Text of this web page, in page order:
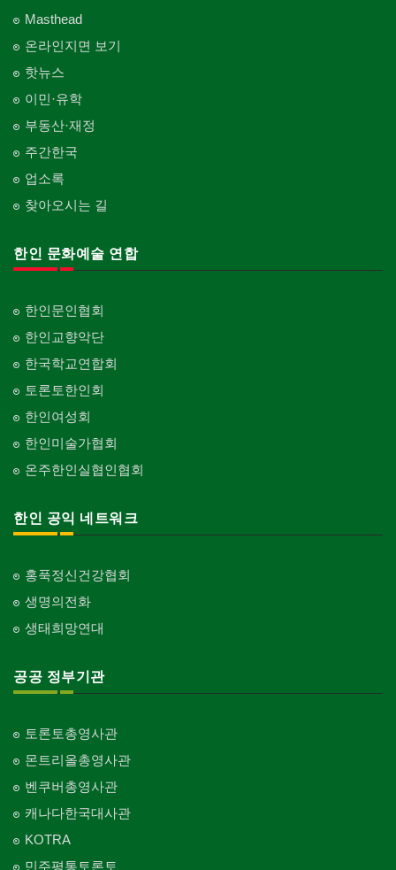
Masthead
온라인지면 보기
핫뉴스
이민·유학
부동산·재정
주간한국
업소록
찾아오시는 길
한인 문화예술 연합
한인문인협회
한인교향악단
한국학교연합회
토론토한인회
한인여성회
한인미술가협회
온주한인실협인협회
한인 공익 네트워크
홍푹정신건강협회
생명의전화
생태희망연대
공공 정부기관
토론토총영사관
몬트리올총영사관
벤쿠버총영사관
캐나다한국대사관
KOTRA
민주평통토론토